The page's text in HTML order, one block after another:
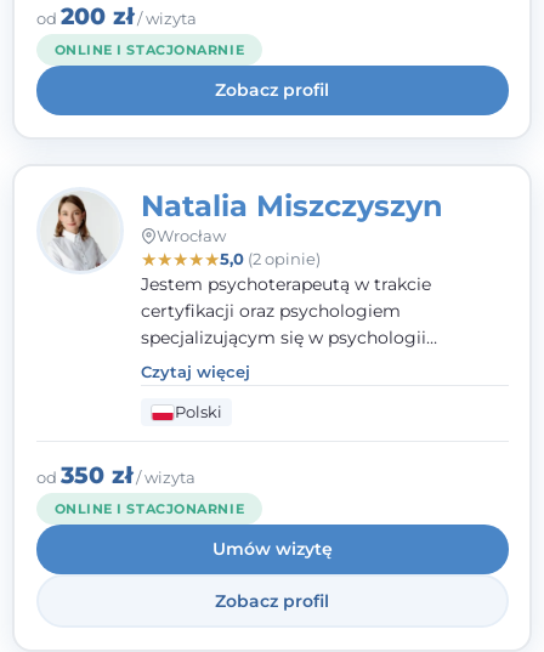
klinicznej na SWPS we Wrocławiu. W pracy
kieruję się empatią, etyką zawodową i
uważnością na potrzeby klienta.
od 200 zł/ wizyta
ONLINE I STACJONARNIE
Zobacz profil
Natalia Miszczyszyn
Wrocław
★★★★★5,0(2 opinie)
Jestem psychoterapeutą w trakcie
certyfikacji oraz psychologiem
specjalizującym się w psychologii
klinicznej. Ukończyłam również studia
podyplomowe z Praktycznej Diagnozy
Psychologicznej. Aktywnie uczestniczę w
działalności Polskiego Towarzystwa
Psychiatrycznego oraz Polskiego
Towarzystwa Psychologicznego, a także
jestem członkiem nadzwyczajnym
Wielkopolskiego Towarzystwa Terapii
Systemowej.
Czytaj więcej
Polski
od 350 zł/ wizyta
ONLINE I STACJONARNIE
Umów wizytę
Zobacz profil